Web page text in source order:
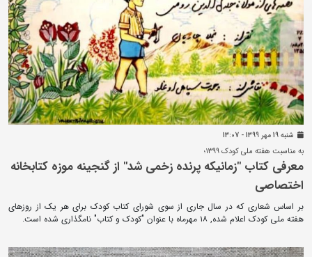
شنبه 19 مهر 1399 - 13:07
به مناسبت هفته ملی کودک ۱۳۹۹؛
معرفی کتاب "زمانیکه پرنده زخمی شد" از گنجینه موزه کتابخانه
اختصاصی
بر اساس شعاری که در سال جاری از سوی شورای کتاب کودک برای هر یک از روزهای
هفته ملی کودک اعلام شده, ۱۸ مهرماه با عنوان "کودک و کتاب" نامگذاری شده است.